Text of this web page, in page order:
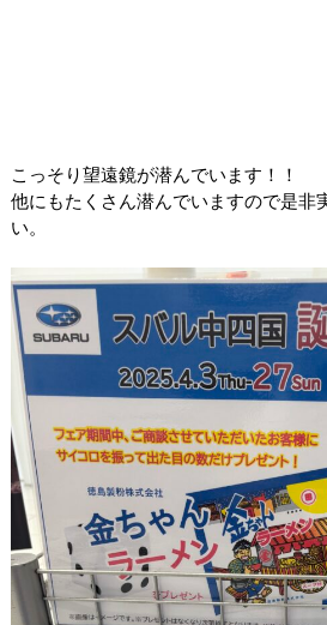
こっそり望遠鏡が潜んでいます！！
他にもたくさん潜んでいますので是非
い。